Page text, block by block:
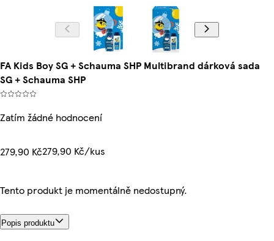
FA Kids Boy SG + Schauma SHP Multibrand dárková sada
SG + Schauma SHP
Zatím žádné hodnocení
279,90 Kč279,90 Kč/kus
Tento produkt je momentálně nedostupný.
Popis produktu